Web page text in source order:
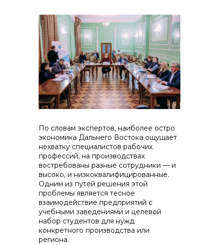
Контакты
+7 (423) 234 50 50
info@vostokcement.ru
По словам экспертов, наиболее остро
экономика Дальнего Востока ощущает
нехватку специалистов рабочих
профессий, на производствах
востребованы разные сотрудники — и
высоко, и низкоквалифицированные.
Одним из путей решения этой
проблемы является тесное
взаимодействие предприятий с
учебными заведениями и целевой
набор студентов для нужд
конкретного производства или
региона.